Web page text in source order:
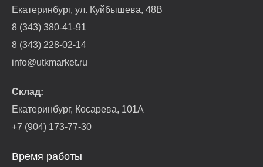
Екатеринбург, ул. Куйбышева, 48В
8 (343) 380-41-91
8 (343) 228-02-14
info@utkmarket.ru
Склад:
Екатеринбург, Косарева, 101А
+7 (904) 173-77-30
Время работы